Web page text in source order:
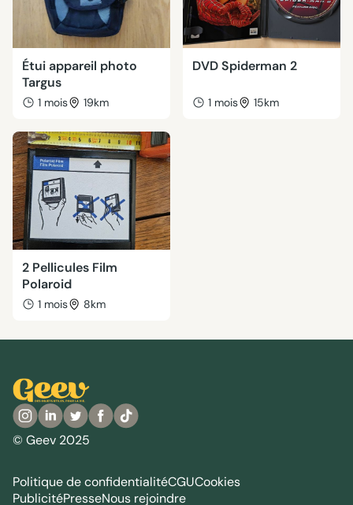
Étui appareil photo
Targus
1 mois 19km
DVD Spiderman 2
1 mois 15km
2 Pellicules Film
Polaroid
1 mois 8km
© Geev 2025
Politique de confidentialitéCGUCookies
PublicitéPresseNous rejoindre